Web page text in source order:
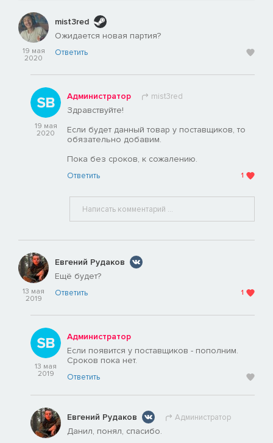
19 мая
2020
mist3red
Ожидается новая партия?
Ответить
19 мая
2020
Администратор mist3red
Здравствуйте!
Если будет данный товар у поставщиков, то
обязательно добавим.
Пока без сроков, к сожалению.
Ответить 1
13 мая
2019
Евгений Рудаков
Ещё будет?
Ответить 1
13 мая
2019
Администратор
Если появится у поставщиков - пополним.
Сроков пока нет.
Ответить
Евгений Рудаков Администратор
Данил, понял, спасибо.